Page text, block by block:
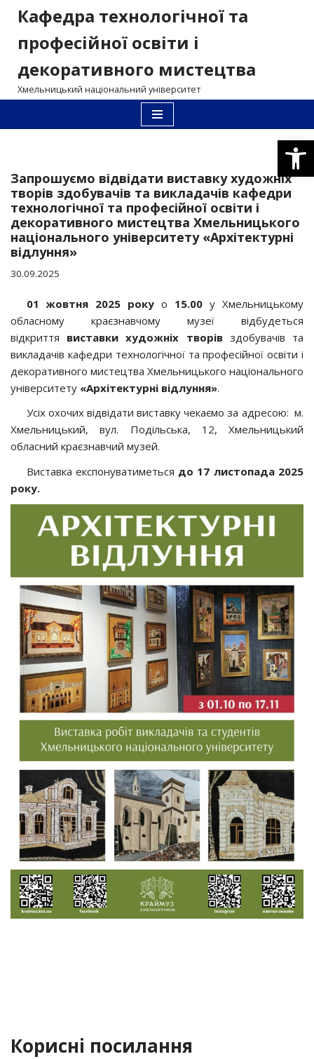
Перейти
вмісту
Кафедра технологічної та
професійної освіти і
декоративного мистецтва
Хмельницький національний університет
Запрошуємо відвідати виставку художніх
творів здобувачів та викладачів кафедри
технологічної та професійної освіти і
декоративного мистецтва Хмельницького
національного університету «Архітектурні
відлуння»
30.09.2025
01 жовтня 2025 року о 15.00 у Хмельницькому
обласному краєзнавчому музеї відбудеться
відкриття виставки художніх творівздобувачів та
викладачів кафедри технологічної та професійної освіти і
декоративного мистецтва Хмельницького національного
університету «Архітектурні відлуння».
Усіх охочих відвідати виставку чекаємо за адресою: м.
Хмельницький, вул. Подільська, 12, Хмельницький
обласний краєзнавчий музей.
Виставка експонуватиметься до 17 листопада 2025
року.
Корисні посилання